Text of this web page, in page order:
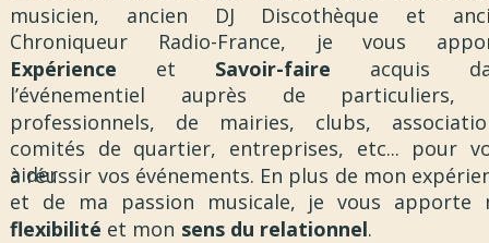
musicien, ancien DJ Discothèque et
Chroniqueur Radio-France, je vous
Expérience et Savoir-faire acquis
l’événementiel auprès de particuliers,
professionnels, de mairies, clubs,
comités de quartier, entreprises, etc... pour
aider
à réussir vos événements. En plus de mon
et de ma passion musicale, je vous apporte
flexibilité et mon sens du relationnel.